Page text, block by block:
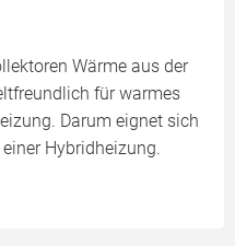
Wärme aus der
für warmes
Darum eignet sich
Hybridheizung.